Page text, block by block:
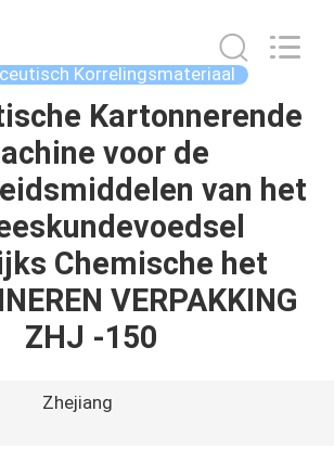
Korrelingsmateriaal
Kartonnerende
voor de
van het
Chemische het
VERPAKKING
ZHJ -150
Zhejiang